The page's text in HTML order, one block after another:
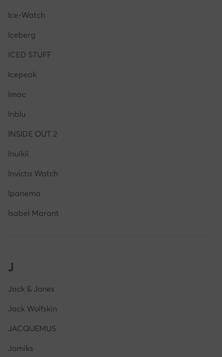
Ice-Watch
Iceberg
ICED STUFF
Icepeak
Imac
Inblu
INSIDE OUT 2
Inuikii
Invicta Watch
Ipanema
Isabel Marant
J
Jack & Jones
Jack Wolfskin
JACQUEMUS
Jamiks